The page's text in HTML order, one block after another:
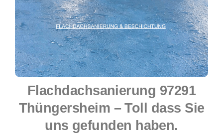
Flachdachsanierung 97291
Thüngersheim – Toll dass Sie
uns gefunden haben.